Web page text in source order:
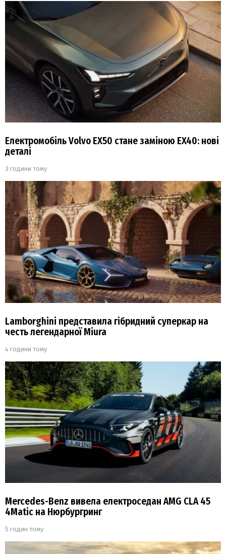
Електромобіль Volvo EX50 стане заміною EX40: нові
деталі
3 години тому
Lamborghini представила гібридний суперкар на
честь легендарної Miura
4 години тому
Mercedes-Benz вивела електроседан AMG CLA 45
4Matic на Нюрбургринг
5 годин тому